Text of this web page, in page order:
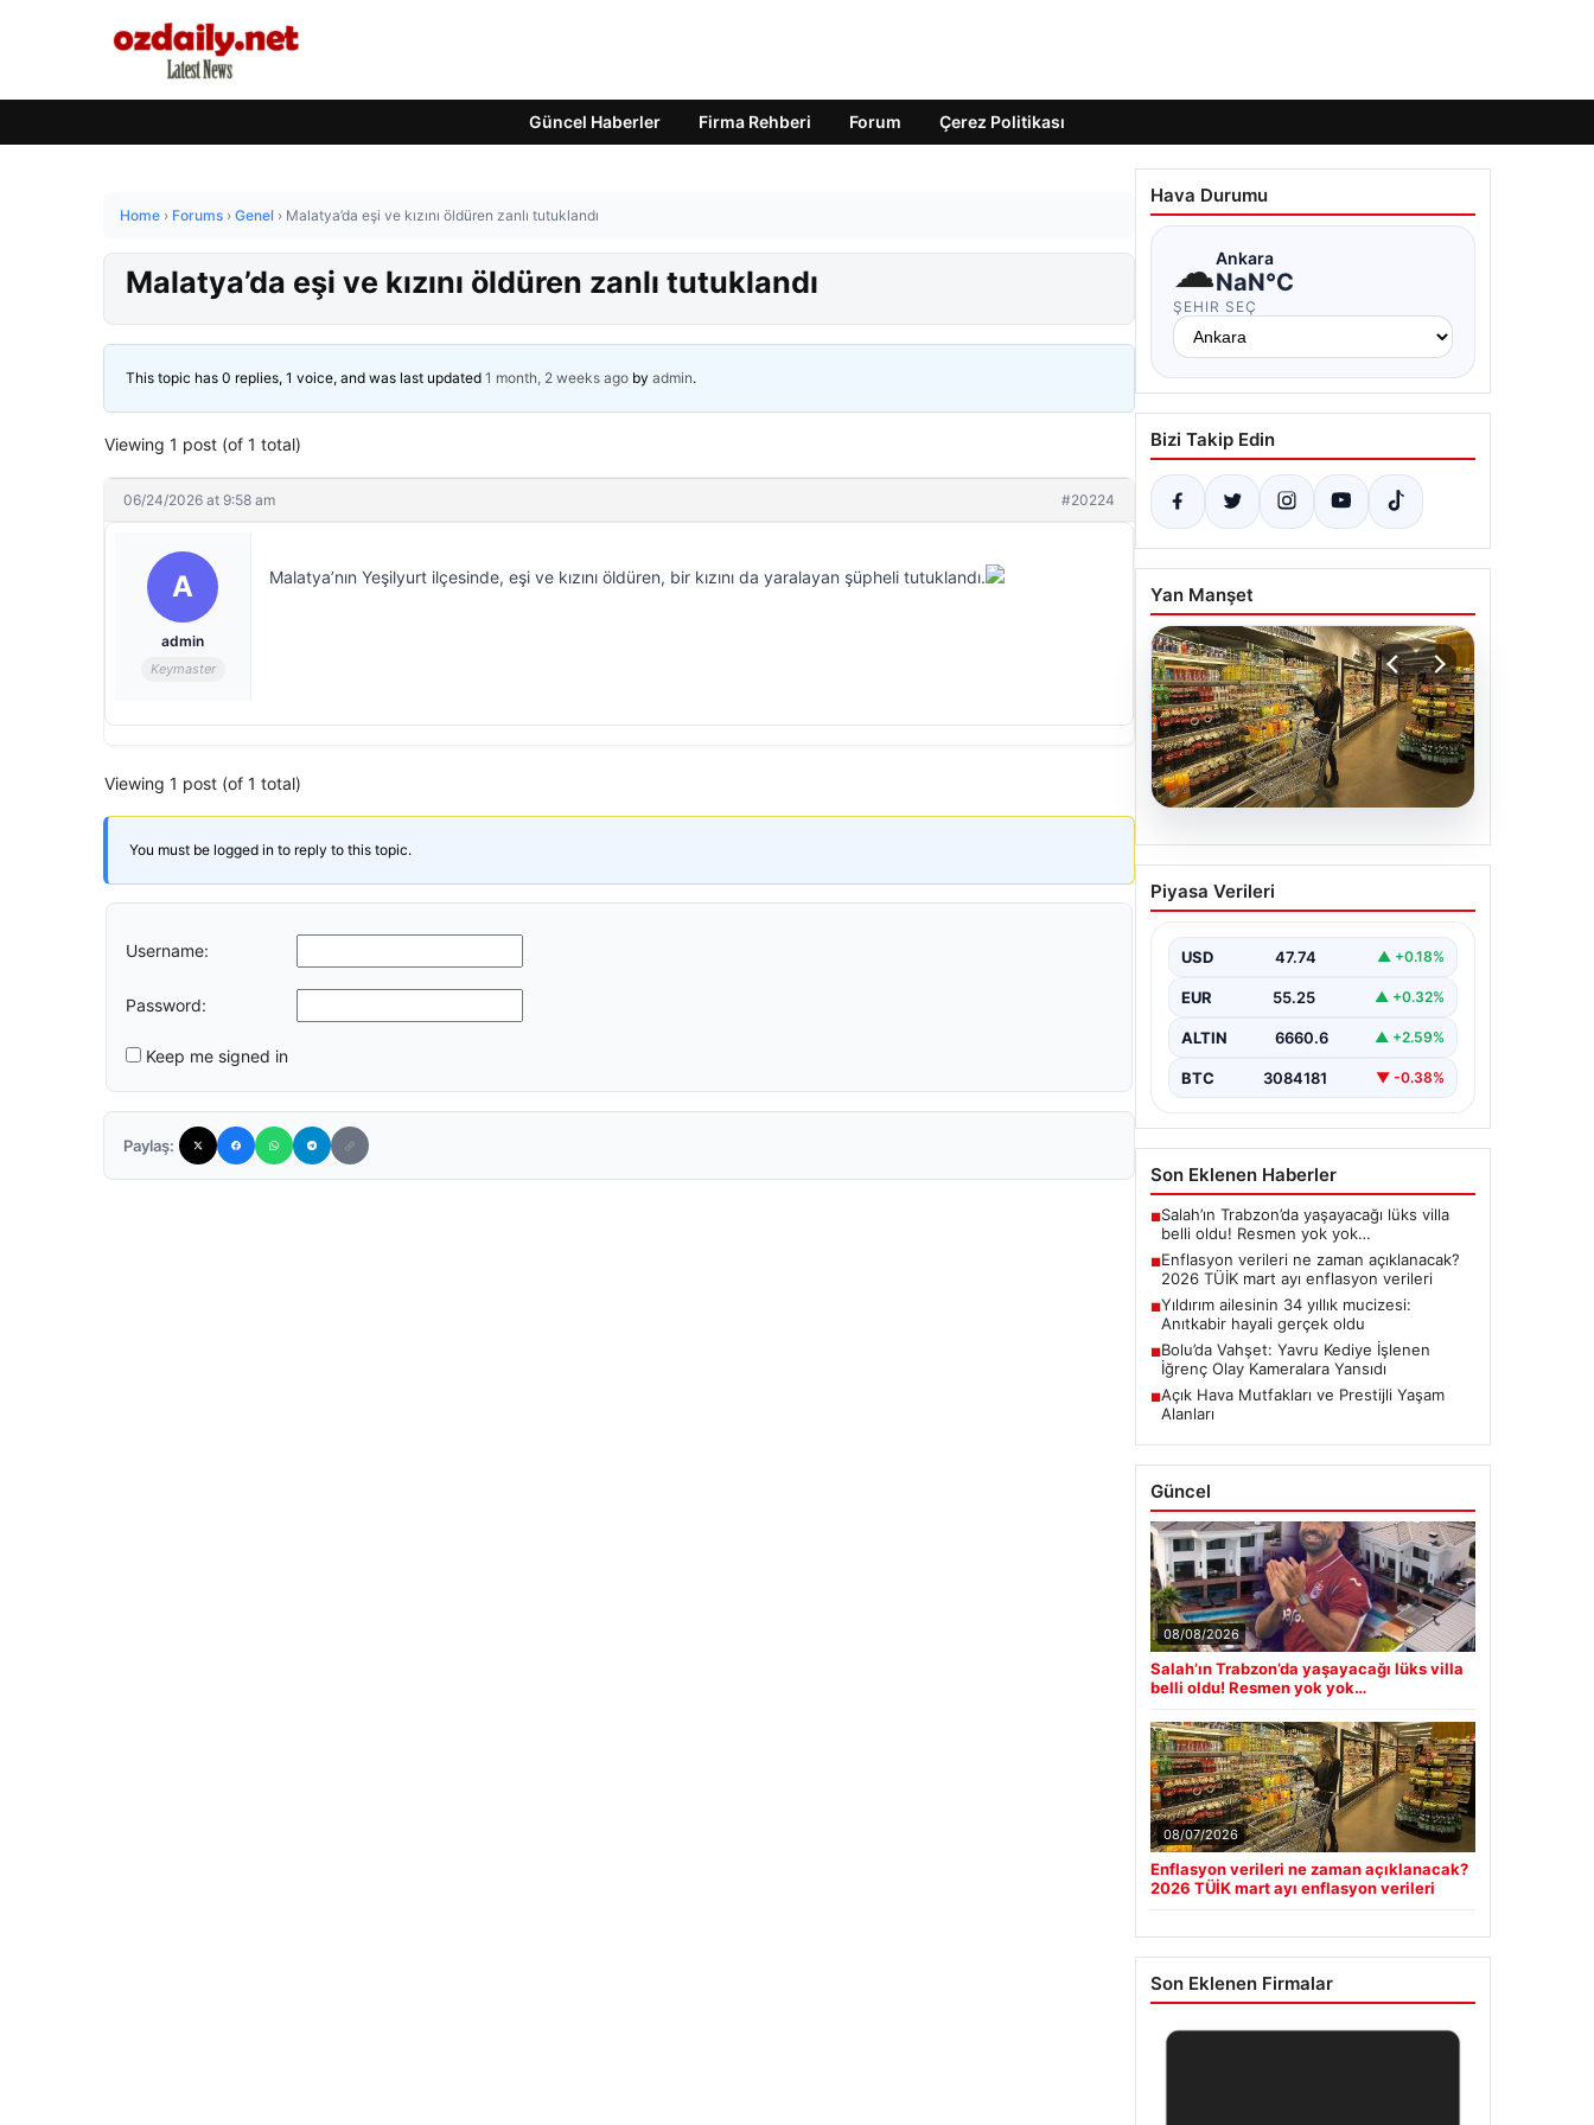
Güncel Haberler Firma Rehberi Forum Çerez Politikası
Home › Forums › Genel › Malatya’da eşi ve kızını öldüren zanlı tutuklandı
Malatya’da eşi ve kızını öldüren zanlı tutuklandı
This topic has 0 replies, 1 voice, and was last updated 1 month, 2 weeks ago by admin.
Viewing 1 post (of 1 total)
06/24/2026 at 9:58 am #20224
A
admin
Keymaster
Malatya’nın Yeşilyurt ilçesinde, eşi ve kızını öldüren, bir kızını da yaralayan şüpheli tutuklandı.
Viewing 1 post (of 1 total)
You must be logged in to reply to this topic.
Username:
Password:
Keep me signed in
Paylaş:
Hava Durumu
☁Ankara
NaN°C
ŞEHIR SEÇ
Bizi Takip Edin
Yan Manşet
Enflasyon verileri ne
zaman açıklanacak? 2026
verileri
Piyasa Verileri
USD 47.74 ▲ +0.18%
EUR 55.25 ▲ +0.32%
ALTIN 6660.6 ▲ +2.59%
BTC 3084181 ▼ -0.38%
Son Eklenen Haberler
■Salah’ın Trabzon’da yaşayacağı lüks villa
belli oldu! Resmen yok yok…
■Enflasyon verileri ne zaman açıklanacak?
2026 TÜİK mart ayı enflasyon verileri
■Yıldırım ailesinin 34 yıllık mucizesi:
Anıtkabir hayali gerçek oldu
■Bolu’da Vahşet: Yavru Kediye İşlenen
İğrenç Olay Kameralara Yansıdı
■Açık Hava Mutfakları ve Prestijli Yaşam
Alanları
Güncel
08/08/2026
Salah’ın Trabzon’da yaşayacağı lüks villa
belli oldu! Resmen yok yok…
08/07/2026
Enflasyon verileri ne zaman açıklanacak?
2026 TÜİK mart ayı enflasyon verileri
Son Eklenen Firmalar